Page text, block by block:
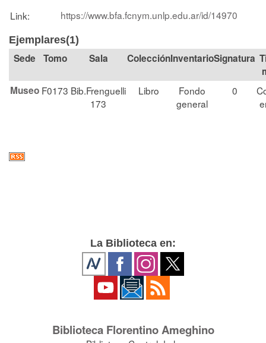
Link:
https://www.bfa.fcnym.unlp.edu.ar/id/14970
Ejemplares(1)
Tomo Sala Colección Signatura
Museo F0173 Bib.Frenguelli
173
Libro
Fondo
general
0
La Biblioteca en:
Biblioteca Florentino Ameghino